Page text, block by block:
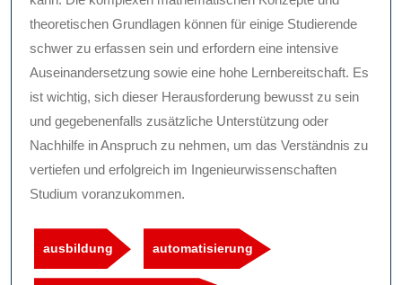
theoretischen Grundlagen können für einige Studierende
schwer zu erfassen sein und erfordern eine intensive
Auseinandersetzung sowie eine hohe Lernbereitschaft. Es
ist wichtig, sich dieser Herausforderung bewusst zu sein
und gegebenenfalls zusätzliche Unterstützung oder
Nachhilfe in Anspruch zu nehmen, um das Verständnis zu
vertiefen und erfolgreich im Ingenieurwissenschaften
Studium voranzukommen.
ausbildung automatisierung